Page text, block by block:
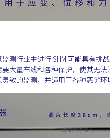
测行业中进行 SHM 可能具有挑
大量布线和各种保护，使其无
敏的监测，并适用于各种恶劣环